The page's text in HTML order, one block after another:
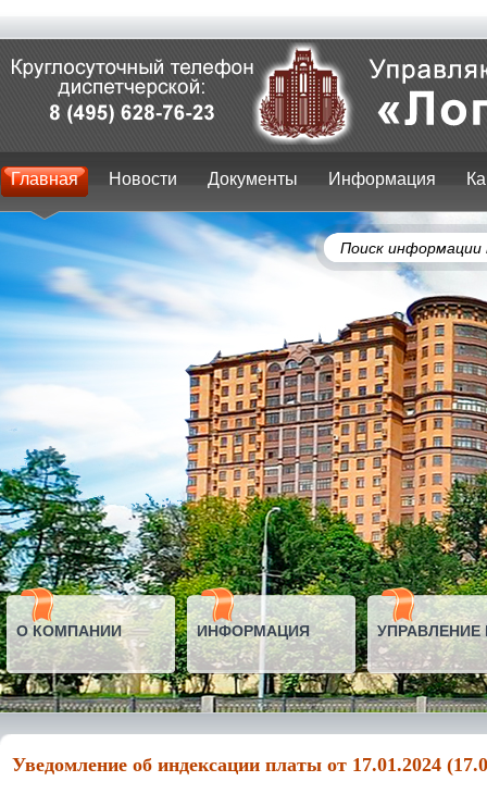
Поиск информации
Главная Новости Документы Информация
О КОМПАНИИ ИНФОРМАЦИЯ УПРАВЛЕНИЕ
Уведомление об индексации платы от 17.01.2024